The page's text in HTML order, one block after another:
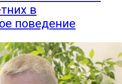
в
поведение